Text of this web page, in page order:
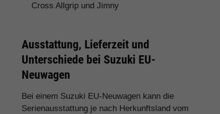
Cross Allgrip und Jimny
Ausstattung, Lieferzeit und
Unterschiede bei Suzuki EU-
Neuwagen
Bei einem Suzuki EU-Neuwagen kann die
Serienausstattung je nach Herkunftsland vom